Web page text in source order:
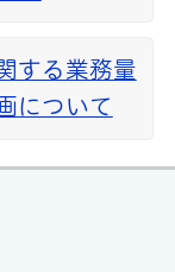
する業務量
について